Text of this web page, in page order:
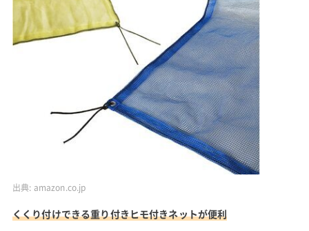
出典: amazon.co.jp
くくり付けできる重り付きヒモ付きネットが便利